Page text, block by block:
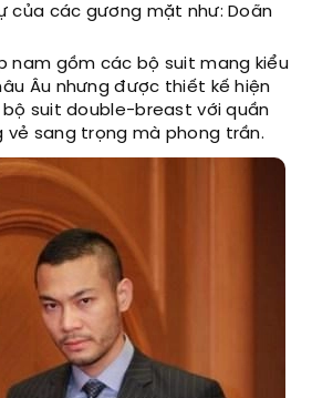
của các gương mặt như: Doãn
nam gồm các bộ suit mang kiểu
Âu nhưng được thiết kế hiện
suit double-breast với quần
sang trọng mà phong trần.